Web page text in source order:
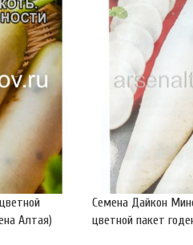
Алтая)
Семена Дайкон
цветной пакет